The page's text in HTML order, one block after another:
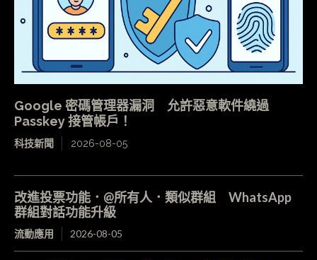
Google 密碼管理器漏洞 允許惡意軟件繞過
Passkey 接管帳戶！
科技新聞 2026-08-05
改進投票功能．@所有人．類似群組 WhatsApp
群組對話功能升級
流動應用 2026-08-05